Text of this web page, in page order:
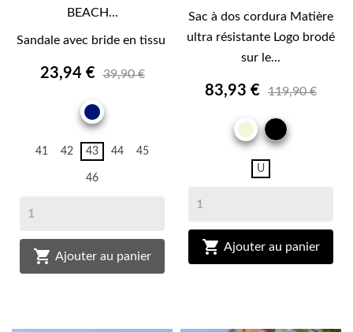
BEACH...
Sandale avec bride en tissu
23,94 € 39,90 €
MARINE
41 42 43 44 45
46
 Ajouter au panier
Sac à dos cordura Matière
ultra résistante Logo brodé
sur le...
83,93 € 119,90 €
BEIGENOIR
U
 Ajouter au panier